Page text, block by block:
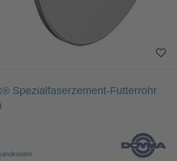
Spezialfaserzement-Futterrohr